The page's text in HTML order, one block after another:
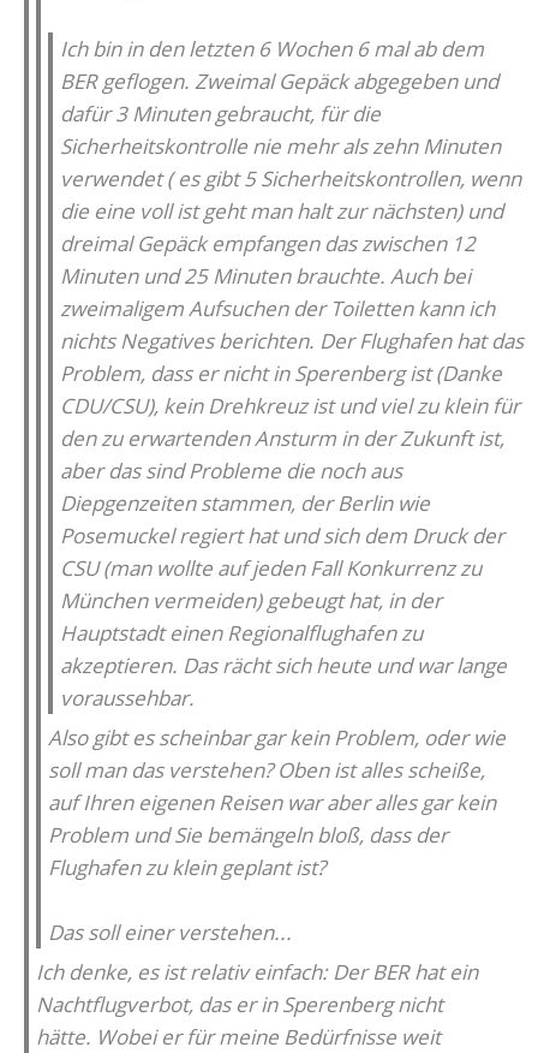
Ich bin in den letzten 6 Wochen 6 mal ab dem
BER geflogen. Zweimal Gepäck abgegeben und
dafür 3 Minuten gebraucht, für die
Sicherheitskontrolle nie mehr als zehn Minuten
verwendet ( es gibt 5 Sicherheitskontrollen, wenn
die eine voll ist geht man halt zur nächsten) und
dreimal Gepäck empfangen das zwischen 12
Minuten und 25 Minuten brauchte. Auch bei
zweimaligem Aufsuchen der Toiletten kann ich
nichts Negatives berichten. Der Flughafen hat das
Problem, dass er nicht in Sperenberg ist (Danke
CDU/CSU), kein Drehkreuz ist und viel zu klein für
den zu erwartenden Ansturm in der Zukunft ist,
aber das sind Probleme die noch aus
Diepgenzeiten stammen, der Berlin wie
Posemuckel regiert hat und sich dem Druck der
CSU (man wollte auf jeden Fall Konkurrenz zu
München vermeiden) gebeugt hat, in der
Hauptstadt einen Regionalflughafen zu
akzeptieren. Das rächt sich heute und war lange
voraussehbar.
Also gibt es scheinbar gar kein Problem, oder wie
soll man das verstehen? Oben ist alles scheiße,
auf Ihren eigenen Reisen war aber alles gar kein
Problem und Sie bemängeln bloß, dass der
Flughafen zu klein geplant ist?
Das soll einer verstehen...
Ich denke, es ist relativ einfach: Der BER hat ein
Nachtflugverbot, das er in Sperenberg nicht
hätte. Wobei er für meine Bedürfnisse weit